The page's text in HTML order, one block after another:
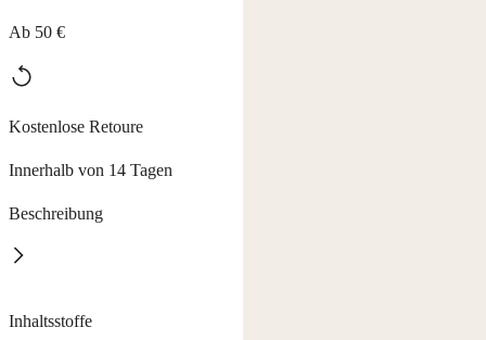
Ab 50 €
Kostenlose Retoure
Innerhalb von 14 Tagen
Beschreibung
der Fürsorge.
Inhaltsstoffe